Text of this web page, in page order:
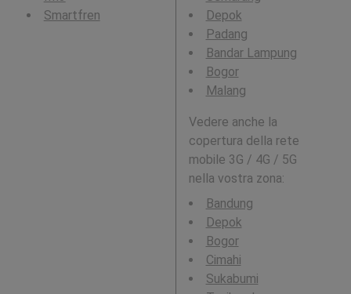
Smartfren
Depok
Padang
Bandar Lampung
Bogor
Malang
Vedere anche la
copertura della rete
mobile 3G / 4G / 5G
nella vostra zona:
Bandung
Depok
Bogor
Cimahi
Sukabumi